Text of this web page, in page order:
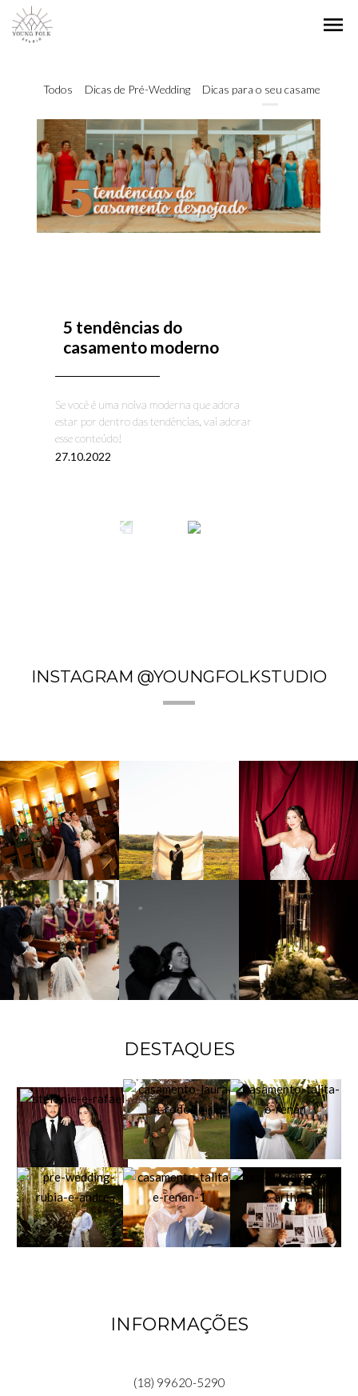
menu
Todos Dicas de Pré-Wedding Dicas para o seu casamento
5 tendências do
casamento moderno
Se você é uma noiva moderna que adora
estar por dentro das tendências, vai adorar
esse conteúdo!
27.10.2022
INSTAGRAM @YOUNGFOLKSTUDIO
DESTAQUES
INFORMAÇÕES
(18) 99620-5290